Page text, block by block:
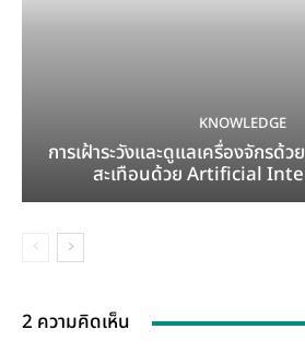
KNOWLEDGE
การเฝ้าระวังและดูแลเครื่องจักรด้ว
สะเทือนด้วย Artificial
2 ความคิดเห็น